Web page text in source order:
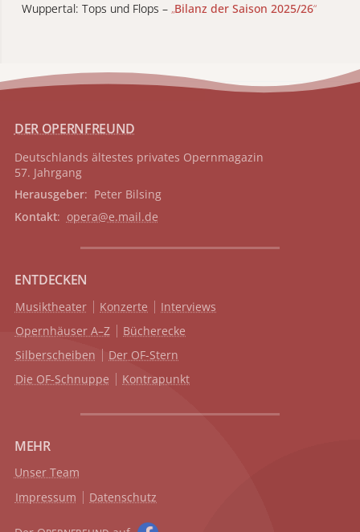
Wuppertal: Tops und Flops – „Bilanz der Saison 2025/26“
DER OPERNFREUND
Deutschlands ältestes privates Opernmagazin
57. Jahrgang
Herausgeber: Peter Bilsing
Kontakt: opera@e.mail.de
ENTDECKEN
Musiktheater Konzerte
Interviews
Opernhäuser A–Z
Bücherecke
Silberscheiben
Der OF-Stern
Die OF-Schnuppe
Kontrapunkt
MEHR
Unser Team
Impressum
Datenschutz